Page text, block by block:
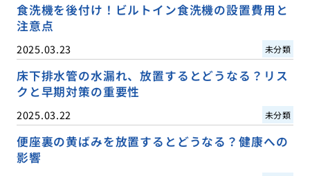
食洗機を後付け！ビルトイン食洗機の設置費用と
注意点
2025.03.23 未分類
床下排水管の水漏れ、放置するとどうなる？リス
クと早期対策の重要性
2025.03.22 未分類
便座裏の黄ばみを放置するとどうなる？健康への
影響